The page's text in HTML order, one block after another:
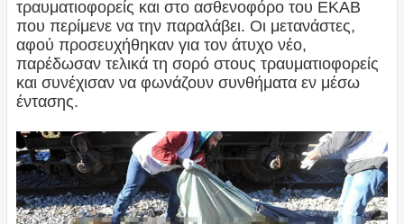
τραυματιοφορείς και στο ασθενοφόρο του ΕΚΑΒ
που περίμενε να την παραλάβει. Οι μετανάστες,
αφού προσευχήθηκαν για τον άτυχο νέο,
παρέδωσαν τελικά τη σορό στους τραυματιοφορείς
και συνέχισαν να φωνάζουν συνθήματα εν μέσω
έντασης.